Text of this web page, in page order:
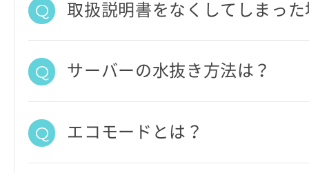
取扱説明書をなくしてしまっ
サーバーの水抜き方法は？
エコモードとは？